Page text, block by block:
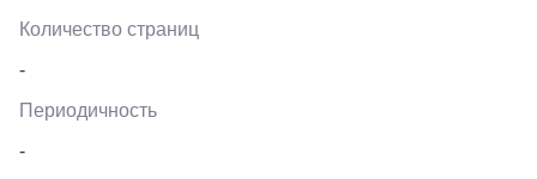
Количество страниц
-
Периодичность
-